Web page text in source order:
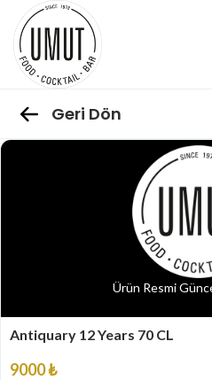
Geri Dön
Ürün Resmi
Antiquary 12 Years 70 CL
9000 ₺